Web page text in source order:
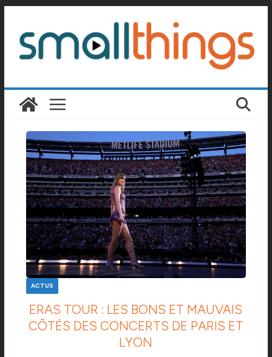
contenu
ACTUS
ERAS TOUR : LES BONS ET MAUVAIS
CÔTÉS DES CONCERTS DE PARIS ET
LYON